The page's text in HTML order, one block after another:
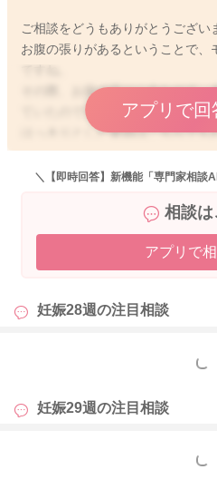
ご相談をどうもありがとうござい
お腹の張りがあるということで、
その際、お腹の張りに合わせて、
ていたのですね。
はっきりとした要因はこちらでも
れることとしてはお腹の張りのタ
赤ちゃんの体とで挟んでしまうこ
すぐに心拍が元の140〜150回の
でしたら、頻発していることもな
いとされるのではと思います。
またかかりつけの先生にもご見
どうぞよろしくおねがいします。
アプリで回
＼【即時回答】新機能「専門家相談
相談は
アプリで
妊娠28週の注目相談
もっと見
妊娠29週の注目相談
もっと見